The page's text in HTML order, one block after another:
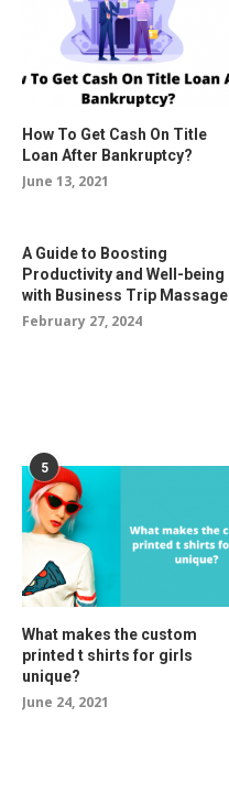
How To Get Cash On Title
Loan After Bankruptcy?
June 13, 2021
A Guide to Boosting
Productivity and Well-being
with Business Trip Massage
February 27, 2024
5
What makes the custom
printed t shirts for girls
unique?
June 24, 2021